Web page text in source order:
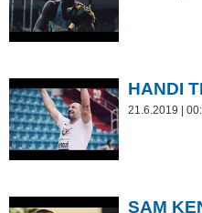
HANDI
21.6.2019 |
SAM